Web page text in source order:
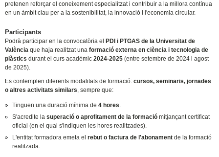
pretenen reforçar el coneixement especialitzat i contribuir a la millora contínua
en un àmbit clau per a la sostenibilitat, la innovació i l'economia circular.
Participants
Podrà participar en la convocatòria el PDI i PTGAS de la Universitat de
València que haja realitzat unaformació externa en ciència i tecnologia de
plàstics durant el curs acadèmic 2024-2025 (entre setembre de 2024 i agost
de 2025).
Es contemplen diferents modalitats de formació:cursos, seminaris, jornades
o altres activitats similars, sempre que:
Tinguen una duració mínima de 4 hores.
S'acredite lasuperació o aprofitament de la formació mitjançant certificat
oficial (en el qual s'indiquen les hores realitzades).
L'entitat formadora emeta elrebut o factura de l'abonament de la formació
realitzada.